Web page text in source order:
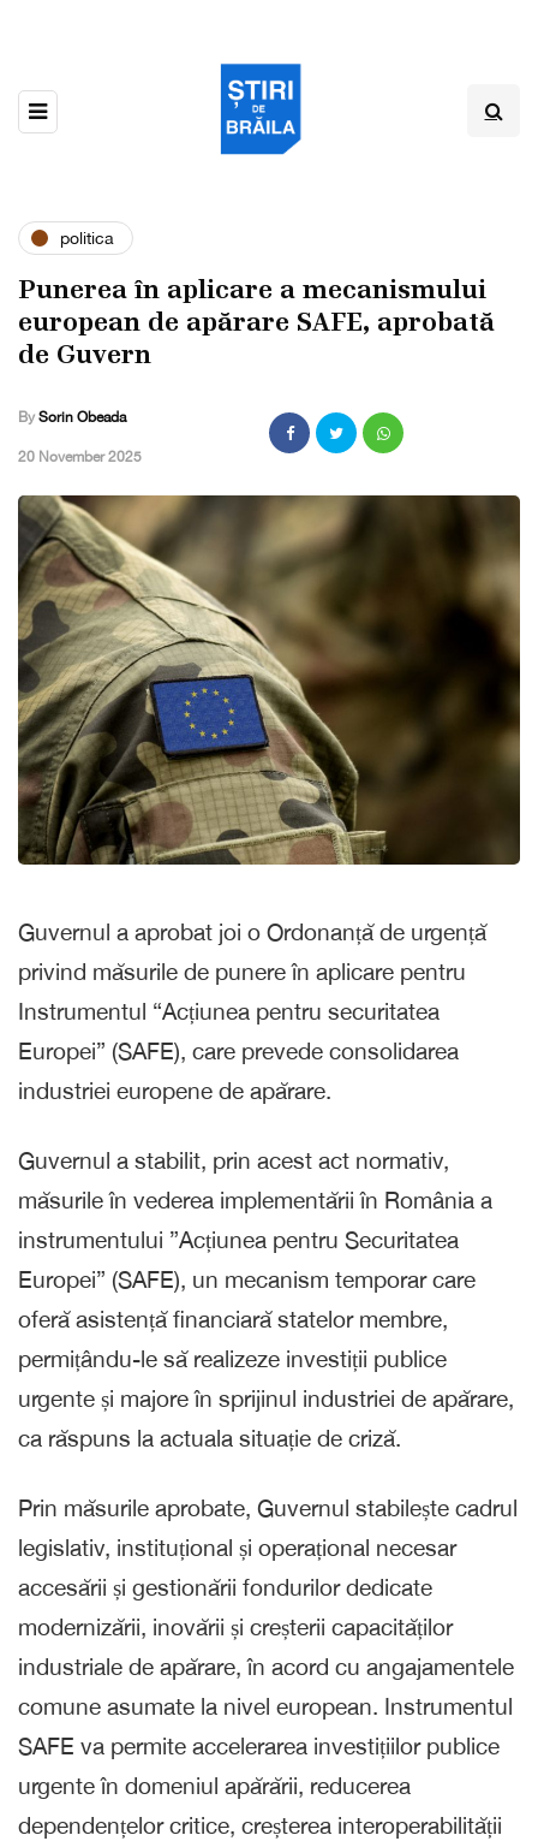
politica
Punerea în aplicare a mecanismului
european de apărare SAFE, aprobată
de Guvern
By Sorin Obeada
,20 November 2025
Guvernul a aprobat joi o Ordonanță de urgență
privind măsurile de punere în aplicare pentru
Instrumentul “Acțiunea pentru securitatea
Europei” (SAFE), care prevede consolidarea
industriei europene de apărare.
Guvernul a stabilit, prin acest act normativ,
măsurile în vederea implementării în România a
instrumentului ”Acțiunea pentru Securitatea
Europei” (SAFE), un mecanism temporar care
oferă asistență financiară statelor membre,
permițându-le să realizeze investiții publice
urgente și majore în sprijinul industriei de apărare,
ca răspuns la actuala situație de criză.
Prin măsurile aprobate, Guvernul stabilește cadrul
legislativ, instituțional și operațional necesar
accesării și gestionării fondurilor dedicate
modernizării, inovării și creșterii capacităților
industriale de apărare, în acord cu angajamentele
comune asumate la nivel european. Instrumentul
SAFE va permite accelerarea investițiilor publice
urgente în domeniul apărării, reducerea
dependențelor critice, creșterea interoperabilității